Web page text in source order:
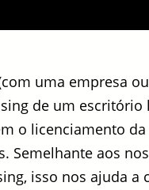
uma empresa
de um escritório
o licenciamento da
Semelhante aos
isso nos ajuda a